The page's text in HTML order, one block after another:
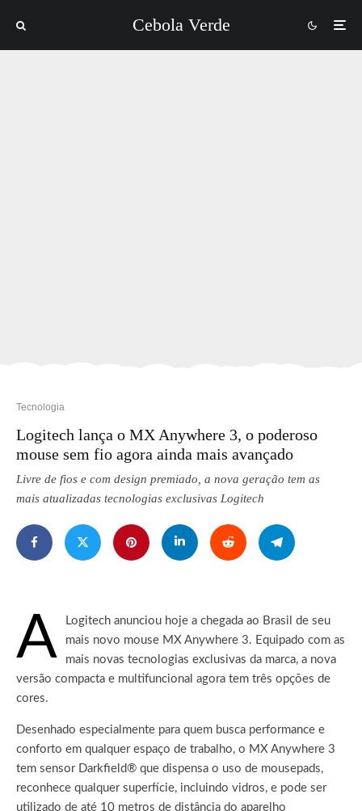
Cebola Verde
Tecnologia
Logitech lança o MX Anywhere 3, o poderoso
mouse sem fio agora ainda mais avançado
Livre de fios e com design premiado, a nova geração tem as
mais atualizadas tecnologias exclusivas Logitech
A
Logitech anunciou hoje a chegada ao Brasil de seu
mais novo mouse MX Anywhere 3. Equipado com as
mais novas tecnologias exclusivas da marca, a nova
versão compacta e multifuncional agora tem três opções de
cores.
Desenhado especialmente para quem busca performance e
conforto em qualquer espaço de trabalho, o MX Anywhere 3
tem sensor Darkfield® que dispensa o uso de mousepads,
reconhece qualquer superfície, incluindo vidros, e pode ser
utilizado de até 10 metros de distância do aparelho